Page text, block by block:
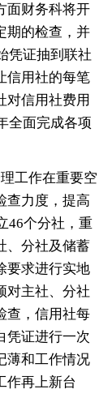
面财务科将开
期的检查，并
凭证抽到联社
信用社的每笔
对信用社费用
全面完成各项
工作在重要空
查力度，提高
46个分社，重
、分社及储蓄
要求进行实地
对主社、分社
查，信用社每
凭证进行一次
薄和工作情况
作再上新台